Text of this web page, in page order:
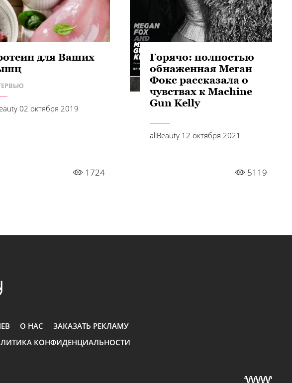
для Ваших
02 октября 2019
1724
Горячо: полностью
обнаженная Меган
Фокс рассказала о
чувствах к Machine
Gun Kelly
allBeauty 12 октября 2021
5119
О НАС
ЗАКАЗАТЬ РЕКЛАМУ
КОНФИДЕНЦИАЛЬНОСТИ